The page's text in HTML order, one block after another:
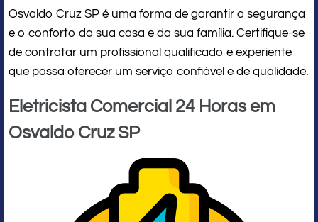
Osvaldo Cruz SP é uma forma de garantir a segurança
e o conforto da sua casa e da sua família. Certifique-se
de contratar um profissional qualificado e experiente
que possa oferecer um serviço confiável e de qualidade.
Eletricista Comercial 24 Horas em
Osvaldo Cruz SP